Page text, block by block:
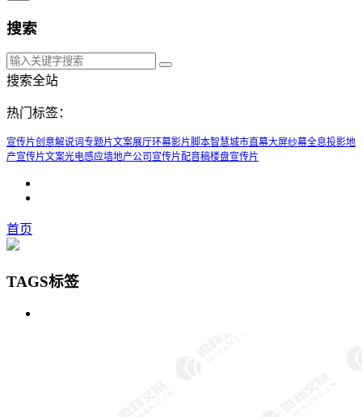
搜索
搜索全站
热门标签：
宣传片创意解说词专题片文案展厅环幕影片脚本智慧城市直幕大屏纱幕全息投影地
产宣传片文案光电感应墙地产公司宣传片配音稿楼盘宣传片
首页
TAGS标签